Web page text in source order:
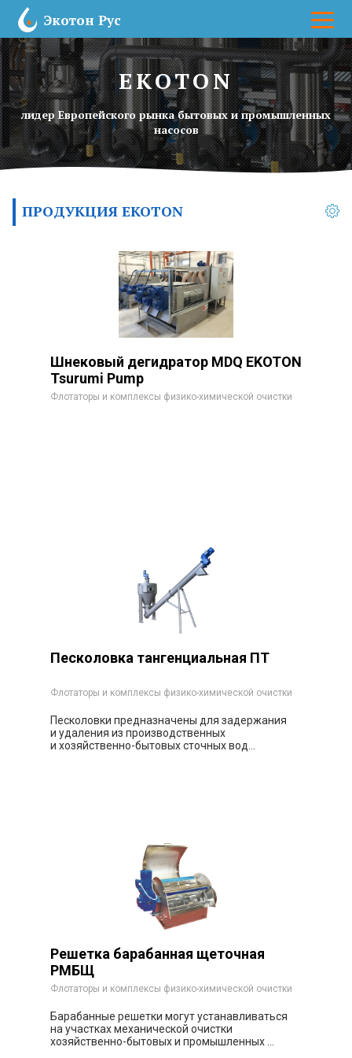
Экотон Рус
Главная
Каталог
Заказать звонок!
EKOTON
лидер Европейского рынка бытовых и промышленных
насосов
ПРОДУКЦИЯ EKOTON
Шнековый дегидратор MDQ EKOTON
Tsurumi Pump
Флотаторы и комплексы физико-химической очистки
Песколовка тангенциальная ПТ
Флотаторы и комплексы физико-химической очистки
Песколовки предназначены для задержания
и удаления из производственных
и хозяйственно-бытовых сточных вод...
Решетка барабанная щеточная
РМБЩ
Флотаторы и комплексы физико-химической очистки
Барабанные решетки могут устанавливаться
на участках механической очистки
хозяйственно-бытовых и промышленных ...